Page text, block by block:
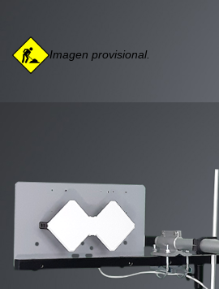
Imagen provisional.